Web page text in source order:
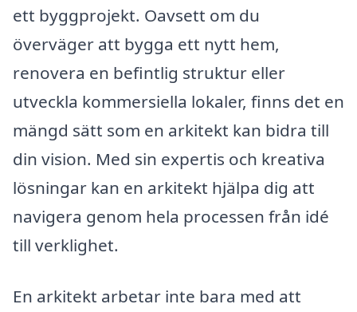
ett byggprojekt. Oavsett om du
överväger att bygga ett nytt hem,
renovera en befintlig struktur eller
utveckla kommersiella lokaler, finns det en
mängd sätt som en arkitekt kan bidra till
din vision. Med sin expertis och kreativa
lösningar kan en arkitekt hjälpa dig att
navigera genom hela processen från idé
till verklighet.
En arkitekt arbetar inte bara med att